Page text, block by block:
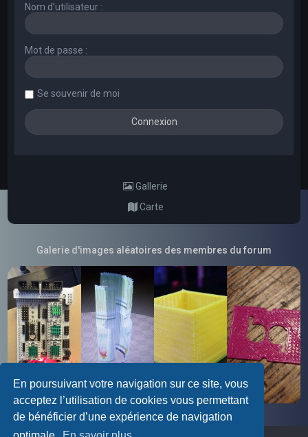
En poursuivant votre navigation sur ce site, vous
acceptez l’utilisation de cookies vous permettant
de bénéficier d’une expérience de navigation
Nom d’utilisateur :
Mot de passe :
Se souvenir de moi
Gallerie
Carte
Galerie d'images aléatoires des membres du forum